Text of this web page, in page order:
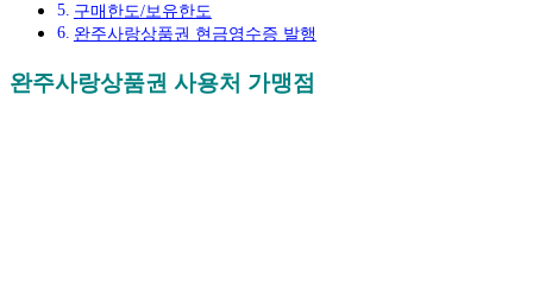
구매한도/보유한도
완주사랑상품권 현금영수증 발행
완주사랑상품권 사용처 가맹점